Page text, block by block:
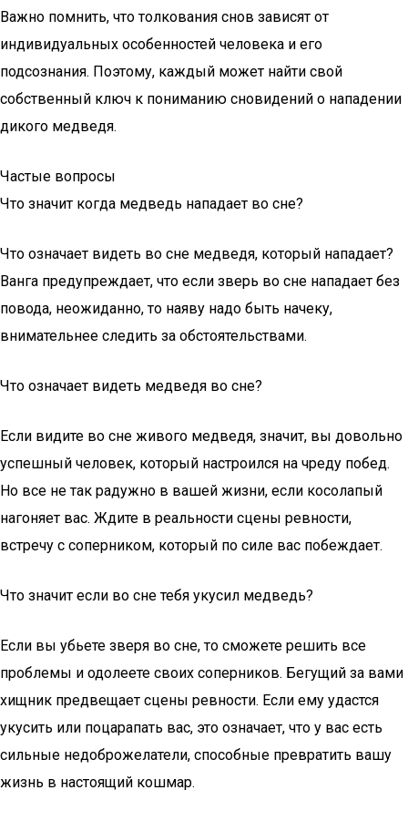
Важно помнить, что толкования снов зависят от
индивидуальных особенностей человека и его
подсознания. Поэтому, каждый может найти свой
собственный ключ к пониманию сновидений о нападении
дикого медведя.
Частые вопросы
Что значит когда медведь нападает во сне?
Что означает видеть во сне медведя, который нападает?
Ванга предупреждает, что если зверь во сне нападает без
повода, неожиданно, то наяву надо быть начеку,
внимательнее следить за обстоятельствами.
Что означает видеть медведя во сне?
Если видите во сне живого медведя, значит, вы довольно
успешный человек, который настроился на чреду побед.
Но все не так радужно в вашей жизни, если косолапый
нагоняет вас. Ждите в реальности сцены ревности,
встречу с соперником, который по силе вас побеждает.
Что значит если во сне тебя укусил медведь?
Если вы убьете зверя во сне, то сможете решить все
проблемы и одолеете своих соперников. Бегущий за вами
хищник предвещает сцены ревности. Если ему удастся
укусить или поцарапать вас, это означает, что у вас есть
сильные недоброжелатели, способные превратить вашу
жизнь в настоящий кошмар.